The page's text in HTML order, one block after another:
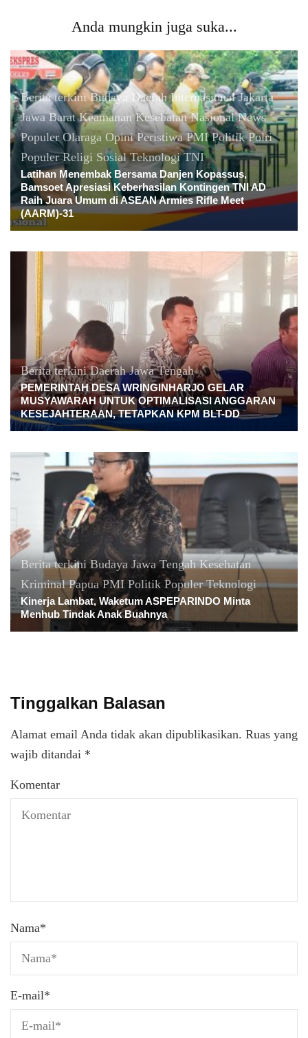
Anda mungkin juga suka...
Berita terkini Budaya Daerah Internasional Jakarta
Jawa Barat Keamanan Kesehatan Nasional News
Populer Olaraga Opini Peristiwa PMI Politik Polri
Populer Religi Sosial Teknologi TNI
Latihan Menembak Bersama Danjen Kopassus,
Bamsoet Apresiasi Keberhasilan Kontingen TNI AD
Raih Juara Umum di ASEAN Armies Rifle Meet
(AARM)-31
Berita terkini Daerah Jawa Tengah
PEMERINTAH DESA WRINGINHARJO GELAR
MUSYAWARAH UNTUK OPTIMALISASI ANGGARAN
KESEJAHTERAAN, TETAPKAN KPM BLT-DD
Berita terkini Budaya Jawa Tengah Kesehatan
Kriminal Papua PMI Politik Populer Teknologi
Kinerja Lambat, Waketum ASPEPARINDO Minta
Menhub Tindak Anak Buahnya
Tinggalkan Balasan
Alamat email Anda tidak akan dipublikasikan. Ruas yang
wajib ditandai *
Komentar
Nama*
E-mail*